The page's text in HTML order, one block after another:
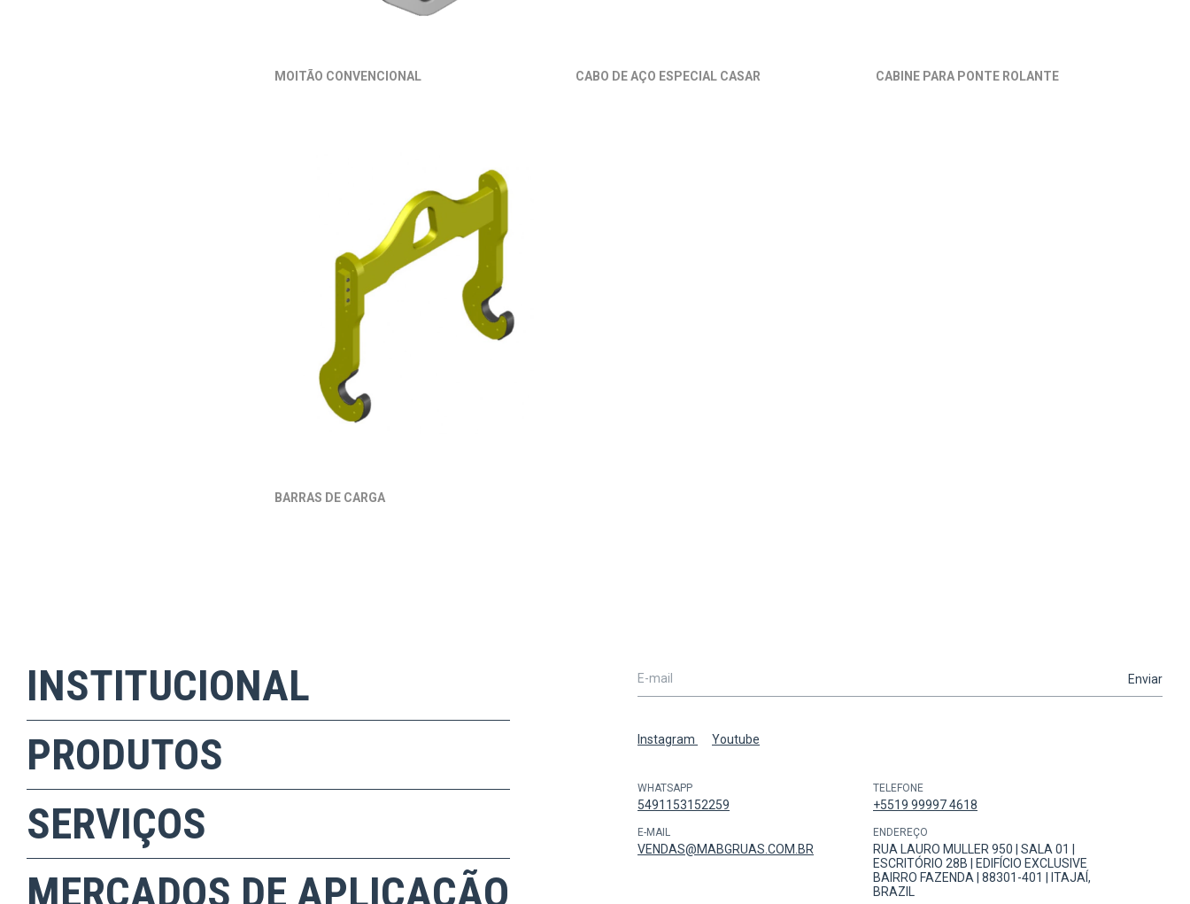
MOITÃO CONVENCIONAL CABO DE AÇO ESPECIAL CASAR CABINE PARA PONTE ROLANTE
BARRAS DE CARGA
INSTITUCIONAL
PRODUTOS
SERVIÇOS
MERCADOS DE APLICAÇÃO
Instagram Youtube
WHATSAPP
5491153152259
TELEFONE
+5519 99997 4618
E-MAIL
VENDAS@MABGRUAS.COM.BR
ENDEREÇO
RUA LAURO MULLER 950 | SALA 01 |
ESCRITÓRIO 28B | EDIFÍCIO EXCLUSIVE
BAIRRO FAZENDA | 88301-401 | ITAJAÍ,
BRAZIL